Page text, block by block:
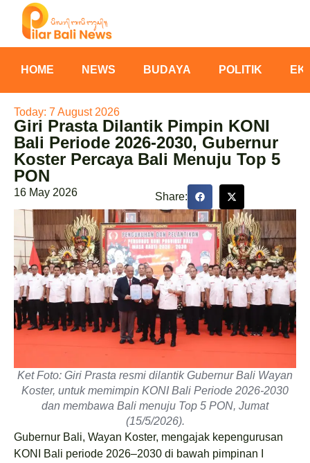
HOME NEWS BUDAYA POLITIK
Today: 7 August 2026
Giri Prasta Dilantik Pimpin KONI
Bali Periode 2026-2030, Gubernur
Koster Percaya Bali Menuju Top 5
PON
16 May 2026 Share:
Ket Foto: Giri Prasta resmi dilantik Gubernur Bali Wayan
Koster, untuk memimpin KONI Bali Periode 2026-2030
dan membawa Bali menuju Top 5 PON, Jumat
(15/5/2026).
Gubernur Bali, Wayan Koster, mengajak kepengurusan
KONI Bali periode 2026–2030 di bawah pimpinan I